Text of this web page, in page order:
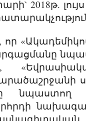
2018թ.
որ
նպաստող